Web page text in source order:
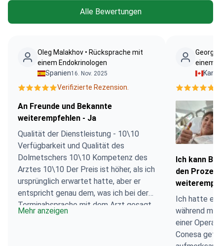
Alle Bewertungen
Oleg Malakhov • Rücksprache mit
einem Endokrinologen
Spanien16. Nov. 2025
Verifizierte Rezension.
An Freunde und Bekannte
weiterempfehlen - Ja
Qualität der Dienstleistung - 10\10
Verfügbarkeit und Qualität des
Dolmetschers 10\10 Kompetenz des
Arztes 10\10 Der Preis ist höher, als ich
ursprünglich erwartet hatte, aber er
entspricht genau dem, was ich bei der
Terminabsprache mit dem Arzt gesagt
habe (d. h. man hat mir den Preis ehrlich
Mehr anzeigen
einem
Ich kann
den
Ich hatte
während
einer
Conesa